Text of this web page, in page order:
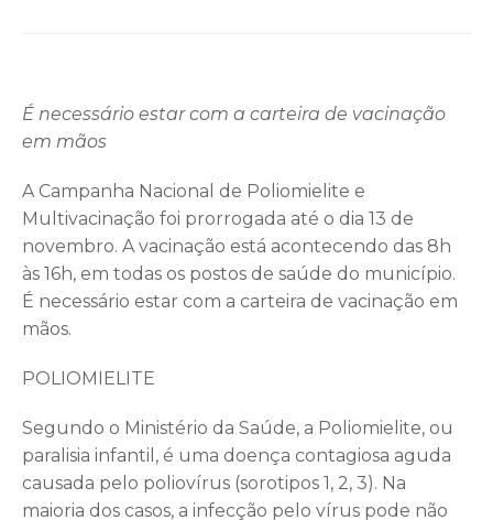
É necessário estar com a carteira de vacinação
em mãos
A Campanha Nacional de Poliomielite e
Multivacinação foi prorrogada até o dia 13 de
novembro. A vacinação está acontecendo das 8h
às 16h, em todas os postos de saúde do município.
É necessário estar com a carteira de vacinação em
mãos.
POLIOMIELITE
Segundo o Ministério da Saúde, a Poliomielite, ou
paralisia infantil, é uma doença contagiosa aguda
causada pelo poliovírus (sorotipos 1, 2, 3). Na
maioria dos casos, a infecção pelo vírus pode não